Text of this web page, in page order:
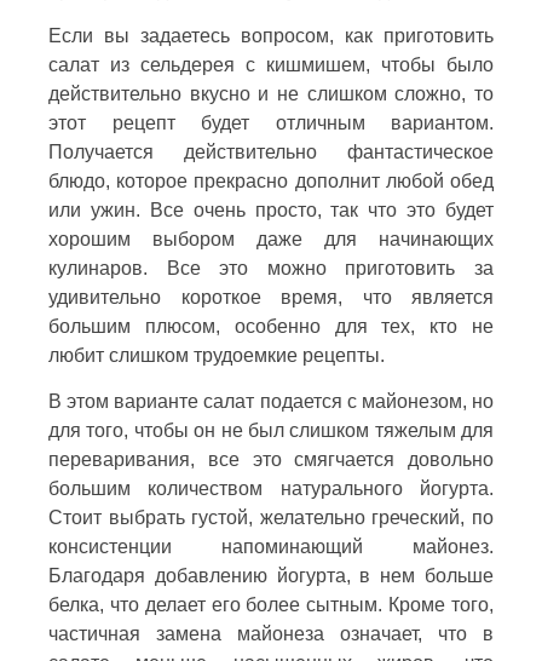
Если вы задаетесь вопросом, как приготовить
салат из сельдерея с кишмишем, чтобы было
действительно вкусно и не слишком сложно, то
этот рецепт будет отличным вариантом.
Получается действительно фантастическое
блюдо, которое прекрасно дополнит любой обед
или ужин. Все очень просто, так что это будет
хорошим выбором даже для начинающих
кулинаров. Все это можно приготовить за
удивительно короткое время, что является
большим плюсом, особенно для тех, кто не
любит слишком трудоемкие рецепты.
В этом варианте салат подается с майонезом, но
для того, чтобы он не был слишком тяжелым для
переваривания, все это смягчается довольно
большим количеством натурального йогурта.
Стоит выбрать густой, желательно греческий, по
консистенции напоминающий майонез.
Благодаря добавлению йогурта, в нем больше
белка, что делает его более сытным. Кроме того,
частичная замена майонеза означает, что в